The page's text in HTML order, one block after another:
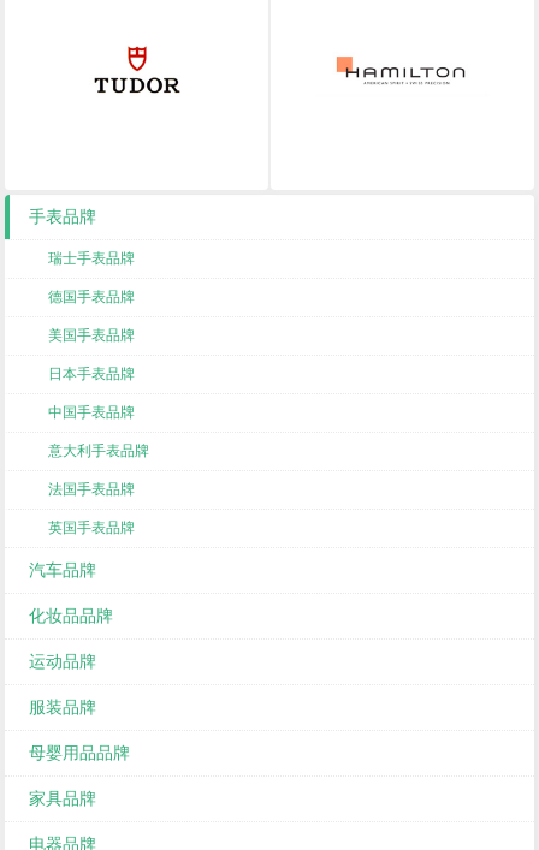
手表品牌
瑞士手表品牌
德国手表品牌
美国手表品牌
日本手表品牌
中国手表品牌
意大利手表品牌
法国手表品牌
英国手表品牌
汽车品牌
化妆品品牌
运动品牌
服装品牌
母婴用品品牌
家具品牌
电器品牌